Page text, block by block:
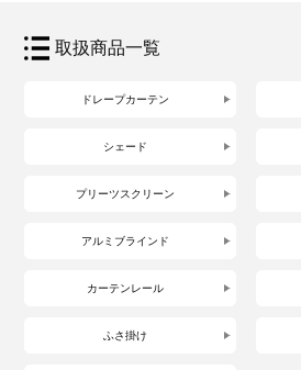
取扱商品一覧
ドレープカーテン
シェード
プリーツスクリーン
アルミブラインド
カーテンレール
ふさ掛け